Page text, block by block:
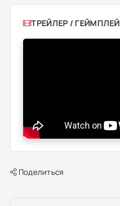
ТРЕЙЛЕР / ГЕЙМПЛЕЙ
Поделиться